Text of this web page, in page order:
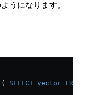
うになります。
( SELECT vector FROM